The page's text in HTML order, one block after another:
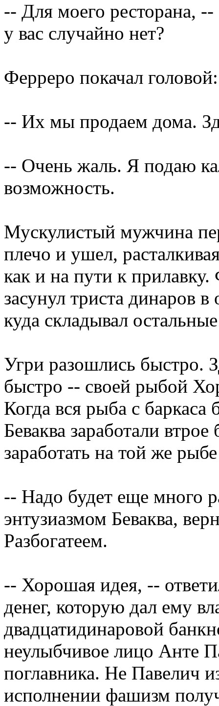
-- Для моего ресторана,
у вас случайно нет?
Ферреро покачал головой:
-- Их мы продаем дома.
-- Очень жаль. Я подаю
возможность.
Мускулистый мужчина
плечо и ушел,
как и на пути к
засунул триста динаров
куда складывал
Угри разошлись быстро.
быстро -- своей рыбой
Когда вся рыба с
Беваква заработали
заработать на той же
-- Надо будет еще много
энтузиазмом Беваква,
Разбогатеем.
-- Хорошая идея, --
денег, которую дал ему
двадцатидинаровой
неулыбчивое лицо Анте
поглавника. Не Павелич
исполнении фашизм